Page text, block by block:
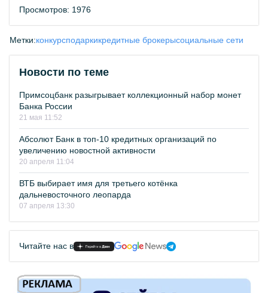
Просмотров: 1976
Метки:конкурсподаркикредитные брокерысоциальные сети
Новости по теме
Примсоцбанк разыгрывает коллекционный набор монет
Банка России
21 мая 11:52
Абсолют Банк в топ-10 кредитных организаций по
увеличению новостной активности
20 апреля 11:04
ВТБ выбирает имя для третьего котёнка
дальневосточного леопарда
07 апреля 13:30
Читайте нас в